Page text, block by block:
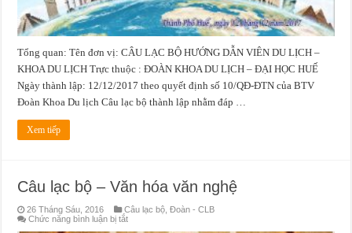
Tổng quan: Tên đơn vị: CÂU LẠC BỘ HƯỚNG DẪN VIÊN DU LỊCH –
KHOA DU LỊCH Trực thuộc : ĐOÀN KHOA DU LỊCH – ĐẠI HỌC HUẾ
Ngày thành lập: 12/12/2017 theo quyết định số 10/QĐ-ĐTN của BTV
Đoàn Khoa Du lịch Câu lạc bộ thành lập nhằm đáp …
Xem tiếp
Câu lạc bộ – Văn hóa văn nghệ
26 Tháng Sáu, 2016 Câu lạc bộ ,Đoàn - CLB
Chức năng bình luận bị tắtở